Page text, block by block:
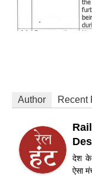
Author Recent
देश के
ऐसा